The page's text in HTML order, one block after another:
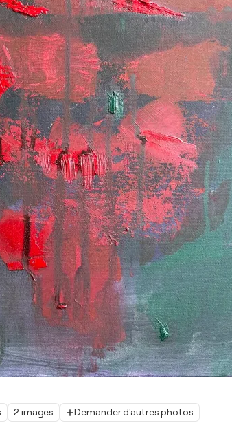
2 images Demander d'autres photos